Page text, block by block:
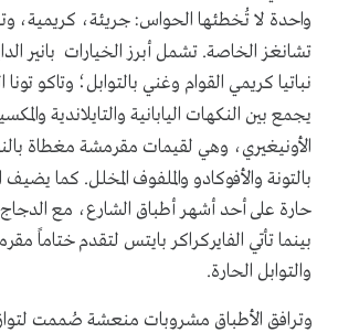
واحدة لا تُخطئها الحواس: جريئة، كريمية،
تشانغز الخاصة. تشمل أبرز الخيارات بانير
نباتيا كريمي القوام وغني بالتوابل؛ وتاكو
يجمع بين النكهات اليابانية والتايلاندية
الأونيغيري، وهي لقيمات مقرمشة مغطاة
بالتونة والأفوكادو والملفوف المخلل. كما يضيف
حارة على أحد أشهر أطباق الشارع، مع
بينما تأتي الفايركراكر بايتس لتقدم ختاماً
والتوابل الحارة.
وترافق الأطباق مشروبات منعشة صُممت